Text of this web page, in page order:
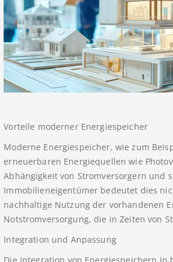
Vorteile moderner Energiespeicher
Moderne Energiespeicher, wie zum
erneuerbaren Energiequellen wie
Abhängigkeit von Stromversorgern und
Immobilieneigentümer bedeutet dies
nachhaltige Nutzung der vorhandenen
Notstromversorgung, die in Zeiten von
Integration und Anpassung